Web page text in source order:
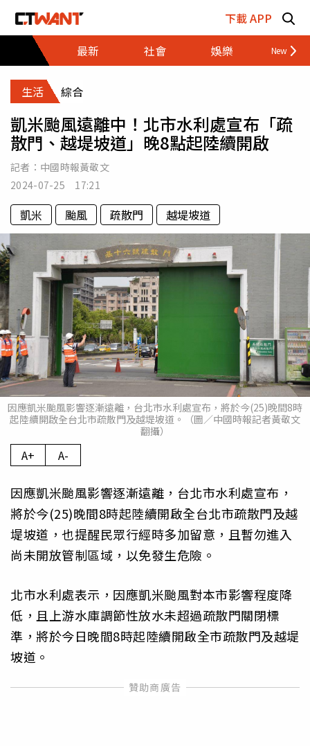
下載 APP
最新
社會 娛樂 財經
生活 綜合
凱米颱風遠離中！北市水利處宣布「疏
散門、越堤坡道」晚8點起陸續開啟
記者： 中國時報黃敬文
2024-07-25 17:21
凱米 颱風 疏散門 越堤坡道
因應凱米颱風影響逐漸遠離，台北市水利處宣布，將於今(25)晚間8時
起陸續開啟全台北市疏散門及越堤坡道。（圖／中國時報記者黃敬文
翻攝）
A+ A-
因應凱米颱風影響逐漸遠離，台北市水利處宣布，
將於今(25)晚間8時起陸續開啟全台北市疏散門及越
堤坡道，也提醒民眾行經時多加留意，且暫勿進入
尚未開放管制區域，以免發生危險。
北市水利處表示，因應凱米颱風對本市影響程度降
低，且上游水庫調節性放水未超過疏散門關閉標
準，將於今日晚間8時起陸續開啟全市疏散門及越堤
坡道。